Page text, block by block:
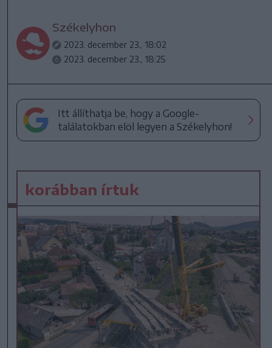
Székelyhon
2023. december 23., 18:02
2023. december 23., 18:25
Itt állíthatja be, hogy a Google-
találatokban elöl legyen a Székelyhon!
korábban írtuk